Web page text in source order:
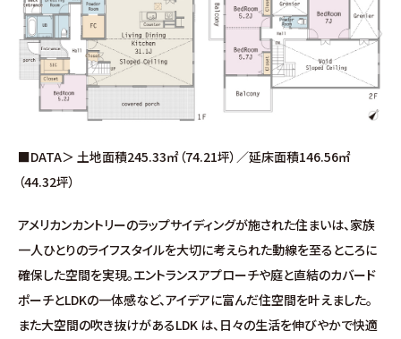
∟家づくりの流れ
∟自由設計・高性能住宅『AUCA』
∟自由設計・高断熱仕様住宅『MODERATE』
∟規格型・高性能住宅『Waffle』
∟宿泊体験予約
∟内覧予約
■DATA＞ 土地面積245.33㎡（74.21坪）／延床面積146.56㎡
（44.32坪）
アメリカンカントリーのラップサイディングが施された住まいは、家族
一人ひとりのライフスタイルを大切に考えられた動線を至るところに
確保した空間を実現。エントランスアプローチや庭と直結のカバード
ポーチとLDKの一体感など、アイデアに富んだ住空間を叶えました。
また大空間の吹き抜けがあるLDK は、日々の生活を伸びやかで快適